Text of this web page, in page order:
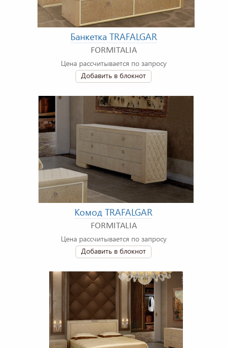
Банкетка TRAFALGAR
FORMITALIA
Цена рассчитывается по запросу
Добавить в блокнот
Комод TRAFALGAR
FORMITALIA
Цена рассчитывается по запросу
Добавить в блокнот